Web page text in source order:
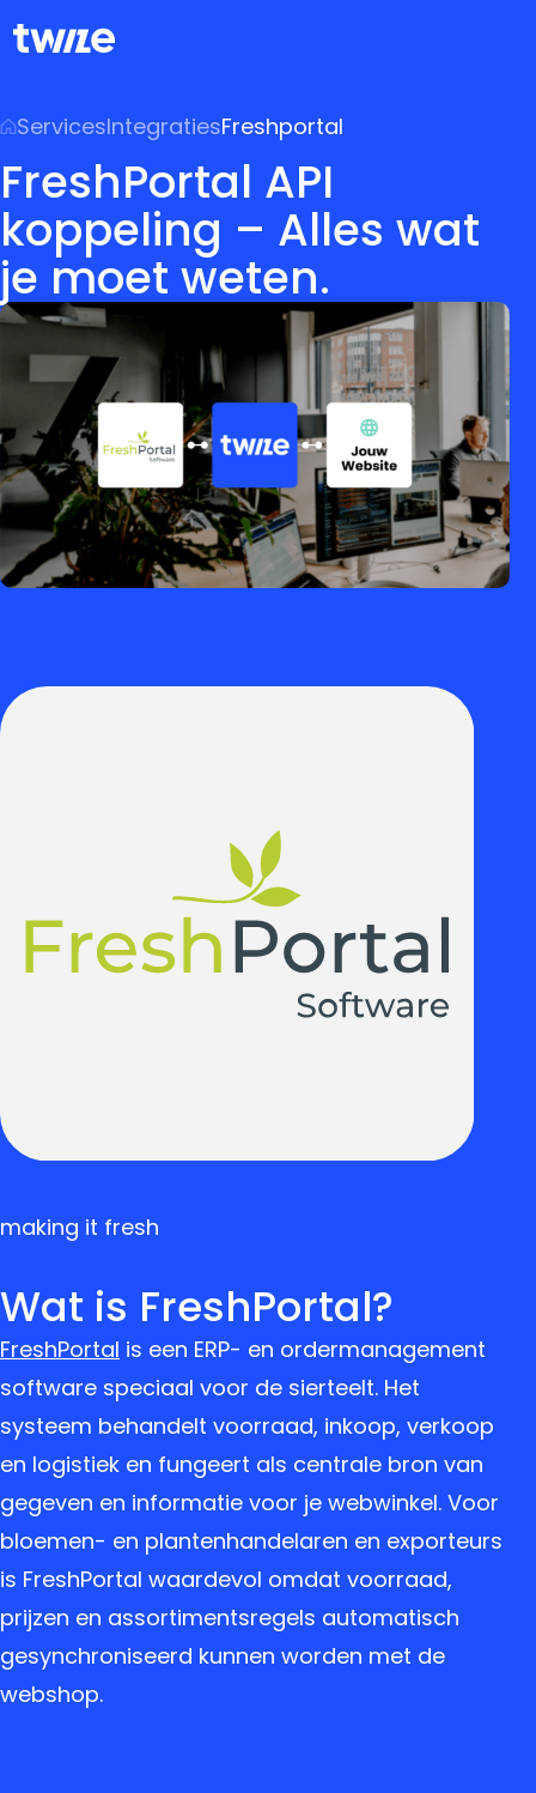
ServicesIntegratiesFreshportal
FreshPortal API
koppeling – Alles wat
je moet weten.
making it fresh
Wat is FreshPortal?
FreshPortal is een ERP- en ordermanagement
software speciaal voor de sierteelt. Het
systeem behandelt voorraad, inkoop, verkoop
en logistiek en fungeert als centrale bron van
gegeven en informatie voor je webwinkel. Voor
bloemen- en plantenhandelaren en exporteurs
is FreshPortal waardevol omdat voorraad,
prijzen en assortimentsregels automatisch
gesynchroniseerd kunnen worden met de
webshop.